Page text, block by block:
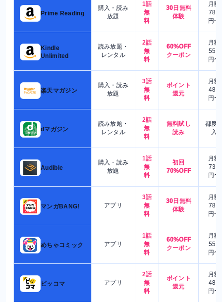
Prime Reading
購入・読み
放題
1話
無
料
30日無料
体験
月額
780
円〜
Kindle
Unlimited
読み放題・
レンタル
2話
無
料
60%OFF
クーポン
月額
550
円〜
楽天マガジン
購入・読み
放題
3話
無
料
ポイント
還元
月額
480
円〜
dマガジン
読み放題・
レンタル
2話
無
料
無料試し
読み
都度
入
Audible
購入・読み
放題
1話
無
料
初回
70%OFF
月額
730
円〜
マンガBANG! アプリ
3話
無
料
30日無料
体験
月額
780
円〜
めちゃコミック アプリ
1話
無
料
60%OFF
クーポン
月額
550
円〜
ピッコマ アプリ
2話
無
料
ポイント
還元
月額
480
円〜